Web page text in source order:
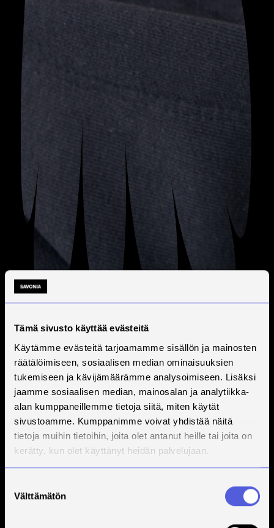
Tämä sivusto käyttää evästeitä
Käytämme evästeitä tarjoamamme sisällön ja mainosten
räätälöimiseen, sosiaalisen median ominaisuuksien
tukemiseen ja kävijämäärämme analysoimiseen. Lisäksi
jaamme sosiaalisen median, mainosalan ja analytiikka-
alan kumppaneillemme tietoja siitä, miten käytät
sivustoamme. Kumppanimme voivat yhdistää näitä
tietoja muihin tietoihin, joita olet antanut heille tai joita on
kerätty, kun olet käyttänyt heidän palvelujaan.
valinta
Välttämätön